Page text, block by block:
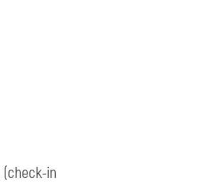
(check-in